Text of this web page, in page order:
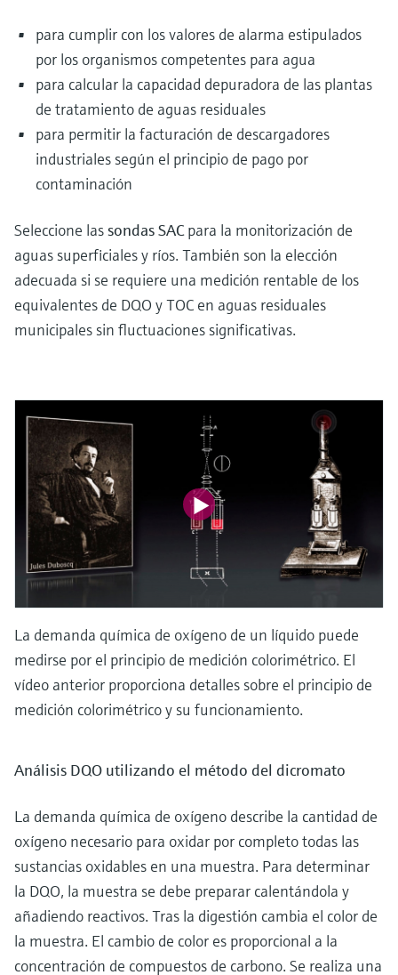
para cumplir con los valores de alarma estipulados
por los organismos competentes para agua
para calcular la capacidad depuradora de las plantas
de tratamiento de aguas residuales
para permitir la facturación de descargadores
industriales según el principio de pago por
contaminación
Seleccione lassondas SACpara la monitorización de
aguas superficiales y ríos. También son la elección
adecuada si se requiere una medición rentable de los
equivalentes de DQO y TOC en aguas residuales
municipales sin fluctuaciones significativas.
La demanda química de oxígeno de un líquido puede
medirse por el principio de medición colorimétrico. El
vídeo anterior proporciona detalles sobre el principio de
medición colorimétrico y su funcionamiento.
Análisis DQO utilizando el método del dicromato
La demanda química de oxígeno describe la cantidad de
oxígeno necesario para oxidar por completo todas las
sustancias oxidables en una muestra. Para determinar
la DQO, la muestra se debe preparar calentándola y
añadiendo reactivos. Tras la digestión cambia el color de
la muestra. El cambio de color es proporcional a la
concentración de compuestos de carbono. Se realiza una